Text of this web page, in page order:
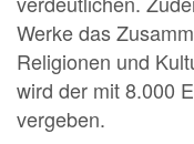
Werke das
Religionen und
wird der mit 8.000
vergeben.